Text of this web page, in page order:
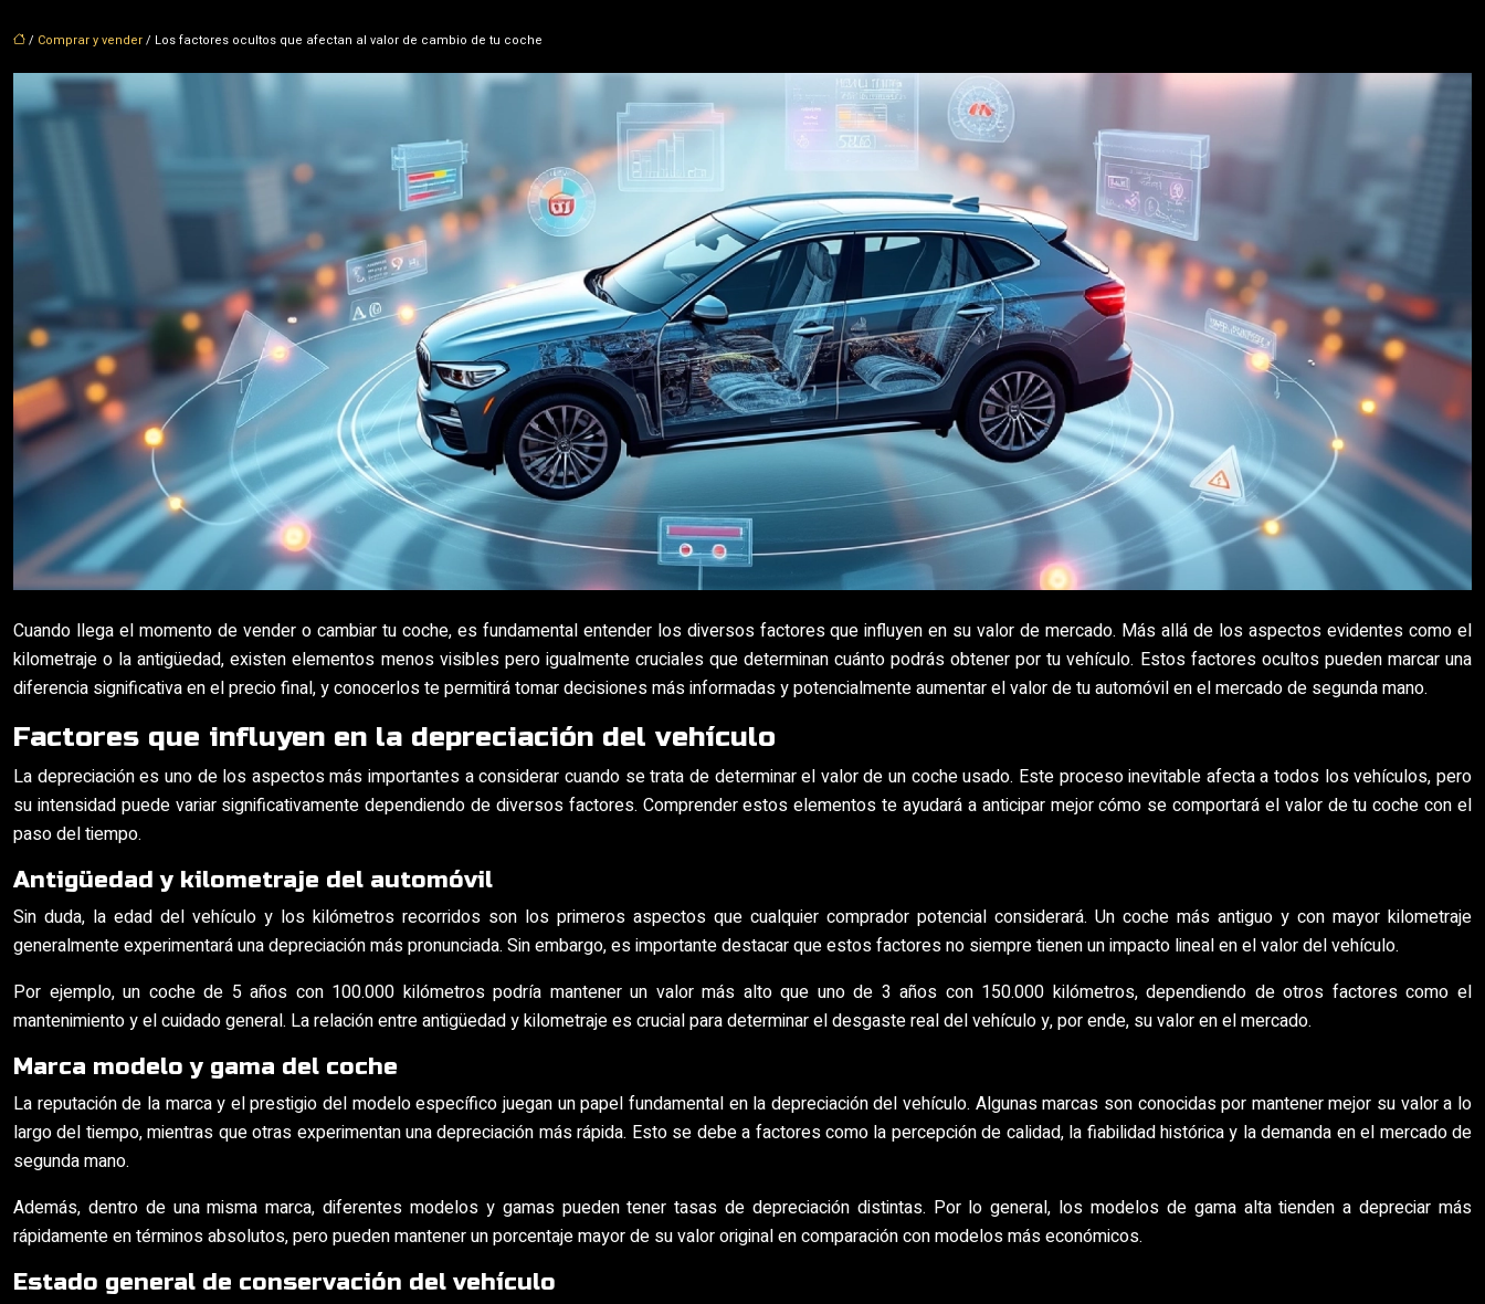
/ Comprar y vender/ Los factores ocultos que afectan al valor de cambio de tu coche
Cuando llega el momento de vender o cambiar tu coche, es fundamental entender los diversos factores que influyen en su valor de mercado. Más allá de los aspectos evidentes como el
kilometraje o la antigüedad, existen elementos menos visibles pero igualmente cruciales que determinan cuánto podrás obtener por tu vehículo. Estos factores ocultos pueden marcar una
diferencia significativa en el precio final, y conocerlos te permitirá tomar decisiones más informadas y potencialmente aumentar el valor de tu automóvil en el mercado de segunda mano.
Factores que influyen en la depreciación del vehículo
La depreciación es uno de los aspectos más importantes a considerar cuando se trata de determinar el valor de un coche usado. Este proceso inevitable afecta a todos los vehículos, pero
su intensidad puede variar significativamente dependiendo de diversos factores. Comprender estos elementos te ayudará a anticipar mejor cómo se comportará el valor de tu coche con el
paso del tiempo.
Antigüedad y kilometraje del automóvil
Sin duda, la edad del vehículo y los kilómetros recorridos son los primeros aspectos que cualquier comprador potencial considerará. Un coche más antiguo y con mayor kilometraje
generalmente experimentará una depreciación más pronunciada. Sin embargo, es importante destacar que estos factores no siempre tienen un impacto lineal en el valor del vehículo.
Por ejemplo, un coche de 5 años con 100.000 kilómetros podría mantener un valor más alto que uno de 3 años con 150.000 kilómetros, dependiendo de otros factores como el
mantenimiento y el cuidado general. La relación entre antigüedad y kilometraje es crucial para determinar el desgaste real del vehículo y, por ende, su valor en el mercado.
Marca modelo y gama del coche
La reputación de la marca y el prestigio del modelo específico juegan un papel fundamental en la depreciación del vehículo. Algunas marcas son conocidas por mantener mejor su valor a lo
largo del tiempo, mientras que otras experimentan una depreciación más rápida. Esto se debe a factores como la percepción de calidad, la fiabilidad histórica y la demanda en el mercado de
segunda mano.
Además, dentro de una misma marca, diferentes modelos y gamas pueden tener tasas de depreciación distintas. Por lo general, los modelos de gama alta tienden a depreciar más
rápidamente en términos absolutos, pero pueden mantener un porcentaje mayor de su valor original en comparación con modelos más económicos.
Estado general de conservación del vehículo